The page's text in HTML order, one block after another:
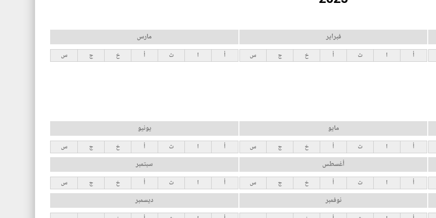
فبراير
أ ا ث أ خ ج س
مارس
أ ا ث أ خ ج س
مايو
أ ا ث أ خ ج س
يونيو
أ ا ث أ خ ج س
أغسطس
أ ا ث أ خ ج س
سبتمبر
أ ا ث أ خ ج س
نوفمبر ديسمبر